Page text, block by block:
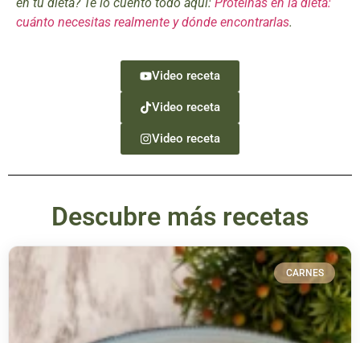
en tu dieta? Te lo cuento todo aquí: Proteínas en la dieta:
cuánto necesitas realmente y dónde encontrarlas.
Video receta
Video receta
Video receta
Descubre más recetas
CARNES